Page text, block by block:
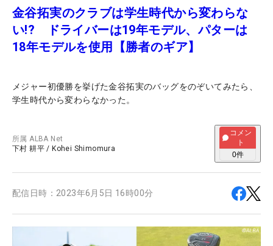
金谷拓実のクラブは学生時代から変わらな
い!? ドライバーは19年モデル、パターは
18年モデルを使用【勝者のギア】
メジャー初優勝を挙げた金谷拓実のバッグをのぞいてみたら、
学生時代から変わらなかった。
所属ALBA Net
下村 耕平 / Kohei Shimomura
コメン
ト
0件
配信日時： 2023年6月5日 16時00分